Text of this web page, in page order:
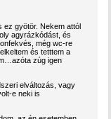
ez gyötör. Nekem attól
agyrázkódást, és
még wc-re
és tetttem a
zúg igen
elváltozás, vagy
e neki is